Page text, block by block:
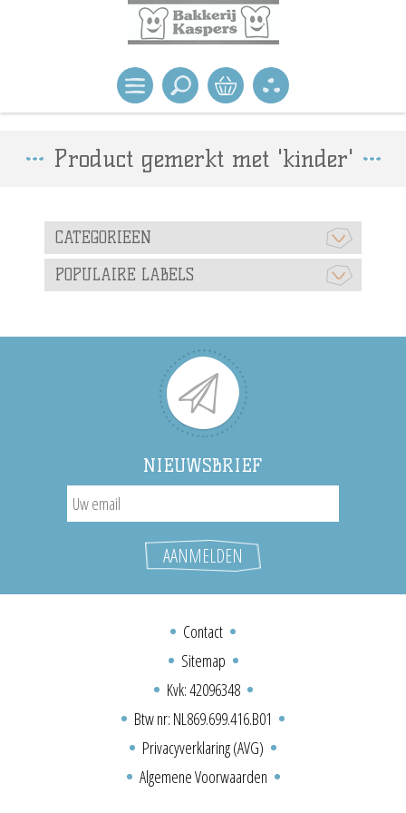
Product gemerkt met 'kinder'
CATEGORIEEN
POPULAIRE LABELS
NIEUWSBRIEF
Contact
Sitemap
Kvk: 42096348
Btw nr: NL869.699.416.B01
Privacyverklaring (AVG)
Algemene Voorwaarden